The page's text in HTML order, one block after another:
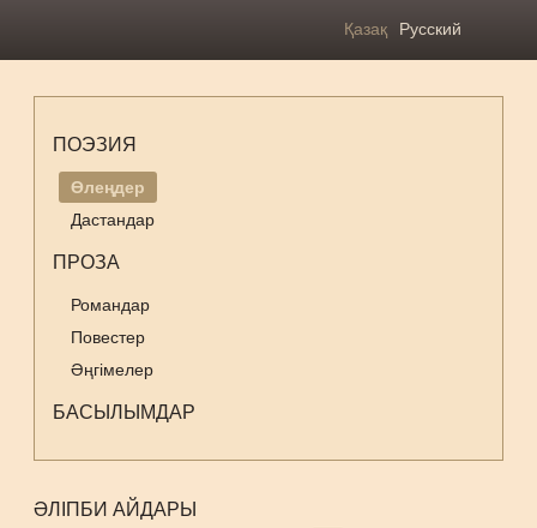
Қазақ Русский
ПОЭЗИЯ
Өлеңдер
Дастандар
ПРОЗА
Романдар
Повестер
Әңгімелер
БАСЫЛЫМДАР
ӘЛІПБИ АЙДАРЫ